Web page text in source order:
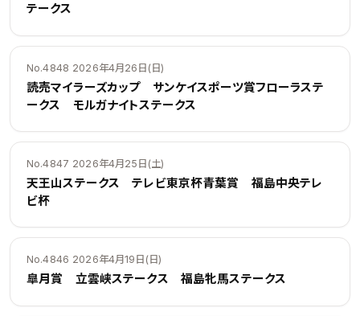
テークス
No.4848 2026年4月26日(日)
読売マイラーズカップ サンケイスポーツ賞フローラステ
ークス モルガナイトステークス
No.4847 2026年4月25日(土)
天王山ステークス テレビ東京杯青葉賞 福島中央テレ
ビ杯
No.4846 2026年4月19日(日)
皐月賞 立雲峡ステークス 福島牝馬ステークス